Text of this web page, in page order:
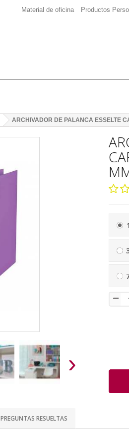
Material de oficina Productos
ARCHIVADOR DE PALANCA ESSELTE
›
PREGUNTAS RESUELTAS